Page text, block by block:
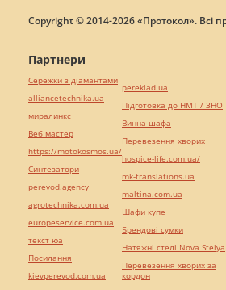
Copyright © 2014-2026 «Протокол». Всі
Партнери
Сережки з діамантами
alliancetechnika.ua
миралинкс
Веб мастер
https://motokosmos.ua/
Синтезатори
perevod.agency
agrotechnika.com.ua
europeservice.com.ua
текст юа
Посилання
kievperevod.com.ua
pereklad.ua
Підготовка до НМТ / ЗНО
Винна шафа
Перевезення хворих
hospice-life.com.ua/
mk-translations.ua
maltina.com.ua
Шафи купе
Брендові сумки
Натяжні стелі Nova Stelya
Перевезення хворих за
кордон